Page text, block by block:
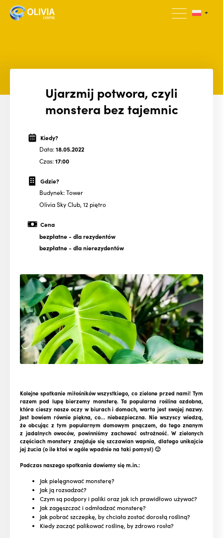
Ujarzmij potwora, czyli
monstera bez tajemnic
Kiedy?
Data:18.05.2022
Czas:17:00
Gdzie?
Budynek: Tower
Olivia Sky Club, 12 piętro
Cena
bezpłatne- dla rezydentów
bezpłatne- dla nierezydentów
Kolejne spotkanie miłośników wszystkiego, co zielone przed nami! Tym
razem pod lupę bierzemy monsterę. Ta popularna roślina ozdobna,
która cieszy nasze oczy w biurach i domach, warta jest swojej nazwy.
Jest bowiem równie piękna, co… niebezpieczna. Nie wszyscy wiedzą,
że obcując z tym popularnym domowym pnączem, do tego znanym
z jadalnych owoców, powinniśmy zachować ostrożność. W zielonych
częściach monstery znajduje się szczawian wapnia, dlatego unikajcie
jej żucia (o ile ktoś w ogóle wpadnie na taki pomysł) 🙂
Podczas naszego spotkania dowiemy się m.in.:
Jak pielęgnować monsterę?
Jak ją rozsadzać?
Czym są podpory i paliki oraz jak ich prawidłowo używać?
Jak zagęszczać i odmładzać monsterę?
Jak pobrać szczepkę, by chciała zostać dorosłą rośliną?
Kiedy zacząć palikować roślinę, by zdrowo rosła?